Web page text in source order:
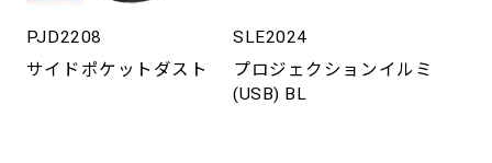
PJD2208
サイドポケットダスト
SLE2024
プロジェクションイルミ
(USB) BL